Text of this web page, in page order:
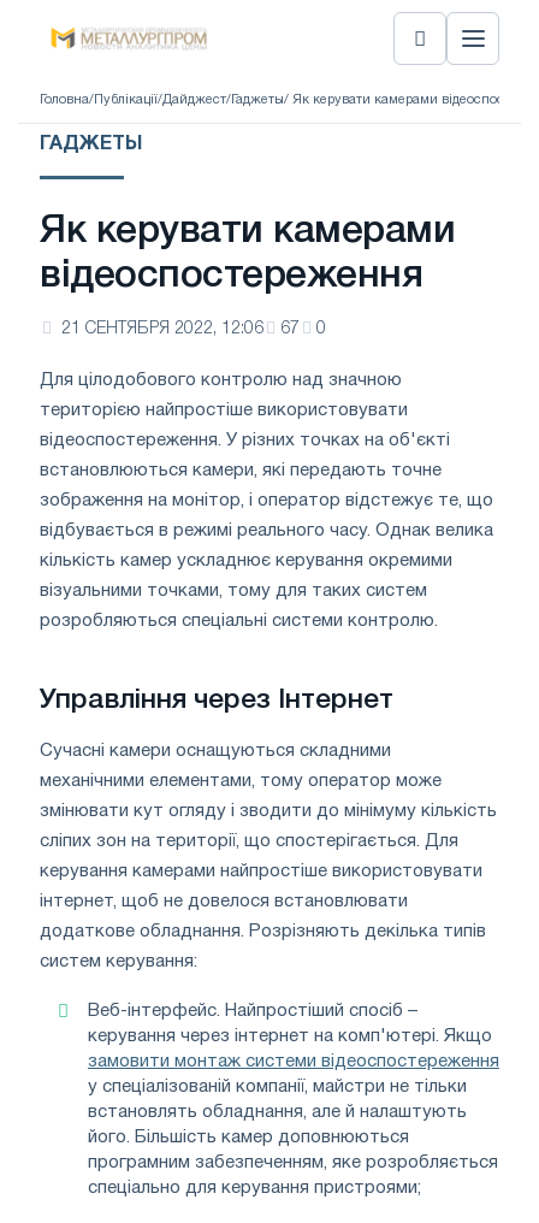
Головна/ Публікації/Дайджест/ Гаджеты/ Як керувати камерами
ГАДЖЕТЫ
Як керувати камерами
відеоспостереження
21 СЕНТЯБРЯ 2022, 12:06 67 0
Для цілодобового контролю над значною
територією найпростіше використовувати
відеоспостереження. У різних точках на об'єкті
встановлюються камери, які передають точне
зображення на монітор, і оператор відстежує те, що
відбувається в режимі реального часу. Однак велика
кількість камер ускладнює керування окремими
візуальними точками, тому для таких систем
розробляються спеціальні системи контролю.
Управління через Інтернет
Сучасні камери оснащуються складними
механічними елементами, тому оператор може
змінювати кут огляду і зводити до мінімуму кількість
сліпих зон на території, що спостерігається. Для
керування камерами найпростіше використовувати
інтернет, щоб не довелося встановлювати
додаткове обладнання. Розрізняють декілька типів
систем керування:
Веб-інтерфейс. Найпростіший спосіб –
керування через інтернет на комп'ютері. Якщо
замовити монтаж системи відеоспостереження
у спеціалізованій компанії, майстри не тільки
встановлять обладнання, але й налаштують
його. Більшість камер доповнюються
програмним забезпеченням, яке розробляється
спеціально для керування пристроями;